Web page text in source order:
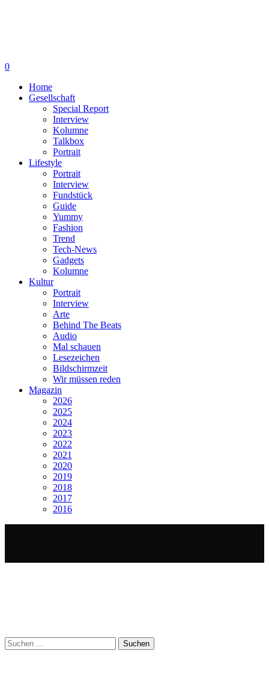
0
Home
Gesellschaft
Special Report
Interview
Kolumne
Talkbox
Portrait
Lifestyle
Portrait
Interview
Fundstück
Guide
Yummy
Fashion
Trend
Tech-News
Gadgets
Kolumne
Kultur
Portrait
Interview
Arte
Behind The Beats
Audio
Mal schauen
Lesezeichen
Bildschirmzeit
Wir müssen reden
Magazin
2026
2025
2024
2023
2022
2021
2020
2019
2018
2017
2016
Suchen
nach: